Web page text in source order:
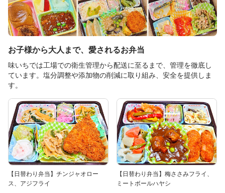
お子様から大人まで、愛されるお弁当
味いちでは工場での衛生管理から配送に至るまで、管理を徹底し
ています。塩分調整や添加物の削減に取り組み、安全を提供しま
す。
【日替わり弁当】チンジャオロー
ス、アジフライ
【日替わり弁当】梅ささみフライ、
ミートボールハヤシ